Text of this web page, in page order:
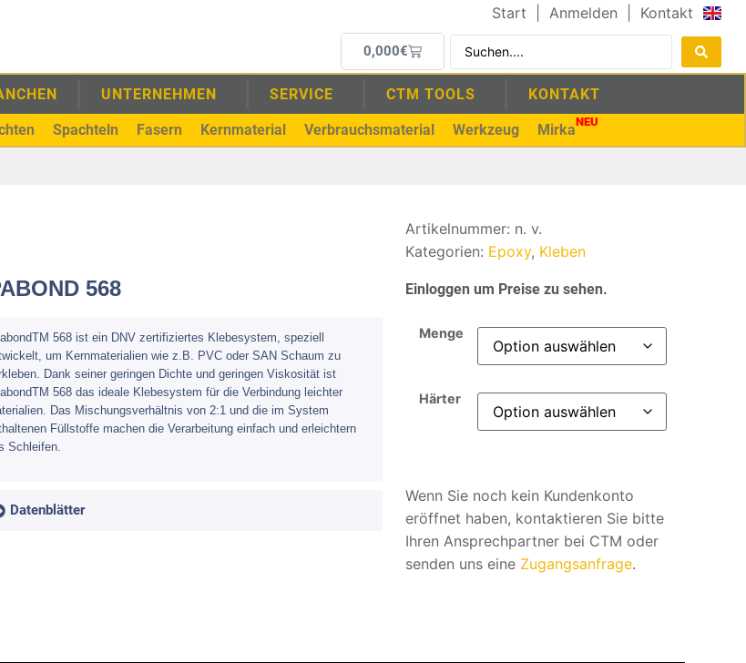
Start Anmelden Kontakt
0,000€
UNTERNEHMEN SERVICE CTM TOOLS KONTAKT
Spachteln Fasern Kernmaterial Verbrauchsmaterial Werkzeug MirkaNEU
568
568 ist ein DNV zertifiziertes Klebesystem, speziell
um Kernmaterialien wie z.B. PVC oder SAN Schaum zu
Dank seiner geringen Dichte und geringen Viskosität ist
568 das ideale Klebesystem für die Verbindung leichter
Das Mischungsverhältnis von 2:1 und die im System
Füllstoffe machen die Verarbeitung einfach und erleichtern
Schleifen.
Datenblätter
Artikelnummer: n. v.
Kategorien: Epoxy, Kleben
Einloggen um Preise zu sehen.
Menge
Härter
Wenn Sie noch kein Kundenkonto
eröffnet haben, kontaktieren Sie bitte
Ihren Ansprechpartner bei CTM oder
senden uns eine Zugangsanfrage.